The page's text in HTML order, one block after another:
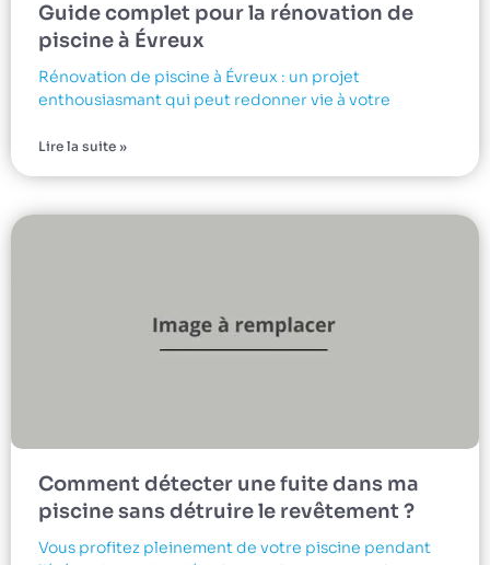
Guide complet pour la rénovation de
piscine à Évreux
Rénovation de piscine à Évreux : un projet
enthousiasmant qui peut redonner vie à votre
Lire la suite »
Comment détecter une fuite dans ma
piscine sans détruire le revêtement ?
Vous profitez pleinement de votre piscine pendant